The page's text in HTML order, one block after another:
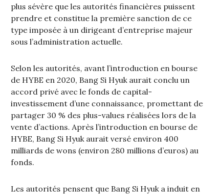
plus sévère que les autorités financières puissent
prendre et constitue la première sanction de ce
type imposée à un dirigeant d’entreprise majeur
sous l’administration actuelle.
Selon les autorités, avant l’introduction en bourse
de HYBE en 2020, Bang Si Hyuk aurait conclu un
accord privé avec le fonds de capital-
investissement d’une connaissance, promettant de
partager 30 % des plus-values réalisées lors de la
vente d’actions. Après l’introduction en bourse de
HYBE, Bang Si Hyuk aurait versé environ 400
milliards de wons (environ 280 millions d’euros) au
fonds.
Les autorités pensent que Bang Si Hyuk a induit en